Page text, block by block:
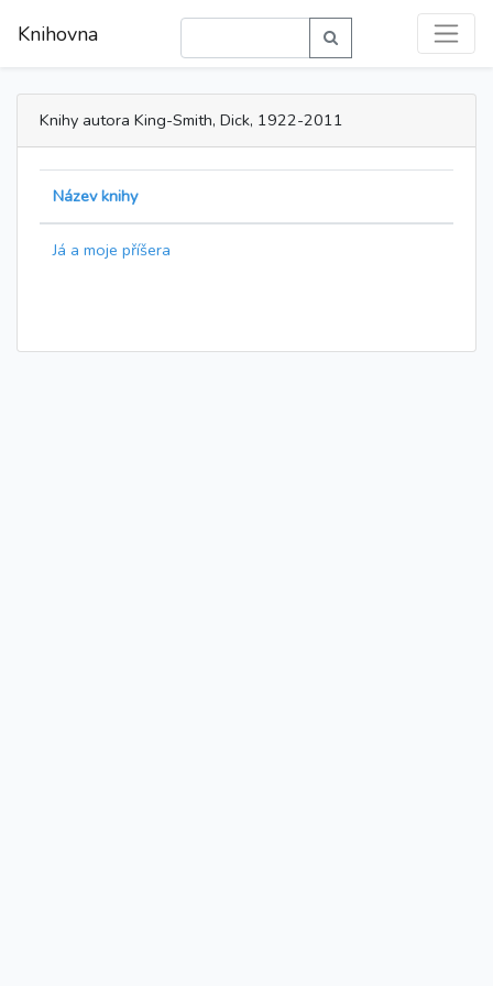
Knihovna
Knihy autora King-Smith, Dick, 1922-2011
Název knihy
Já a moje příšera